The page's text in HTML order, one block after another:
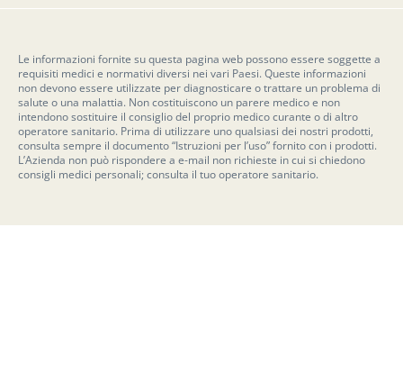
Le informazioni fornite su questa pagina web possono essere soggette a
requisiti medici e normativi diversi nei vari Paesi. Queste informazioni
non devono essere utilizzate per diagnosticare o trattare un problema di
salute o una malattia. Non costituiscono un parere medico e non
intendono sostituire il consiglio del proprio medico curante o di altro
operatore sanitario. Prima di utilizzare uno qualsiasi dei nostri prodotti,
consulta sempre il documento “Istruzioni per l’uso” fornito con i prodotti.
L’Azienda non può rispondere a e-mail non richieste in cui si chiedono
consigli medici personali; consulta il tuo operatore sanitario.